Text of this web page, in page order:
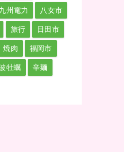
州電力 八女市
旅行 日田市
焼肉 福岡市
牡蠣 辛麺